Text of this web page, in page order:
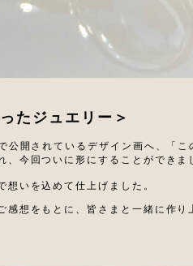
たジュエリー ＞
開されているデザイン画へ、
「
今回ついに形にすることができま
いを込めて仕上げました。
想をもとに、皆さまと一緒に作り